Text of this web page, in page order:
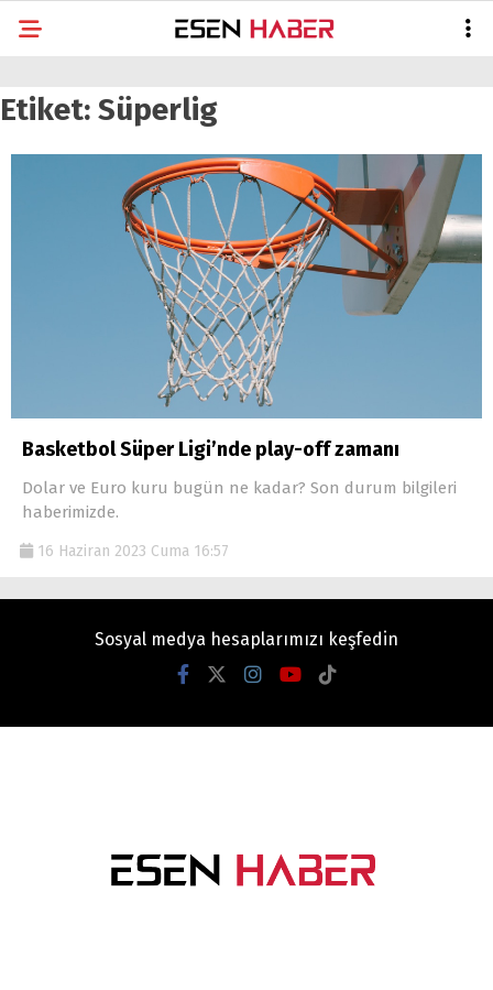
Etiket: Süperlig
Basketbol Süper Ligi’nde play-off zamanı
Dolar ve Euro kuru bugün ne kadar? Son durum bilgileri
haberimizde.
16 Haziran 2023 Cuma 16:57
Sosyal medya hesaplarımızı keşfedin